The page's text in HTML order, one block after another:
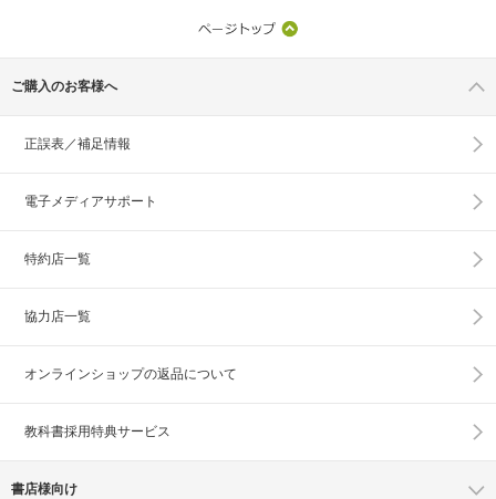
ご購入のお客様へ
正誤表／補足情報
電子メディアサポート
特約店一覧
協力店一覧
オンラインショップの返品について
教科書採用特典サービス
書店様向け